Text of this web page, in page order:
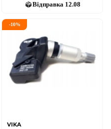
Відправка 12.08
-10%
VIKA